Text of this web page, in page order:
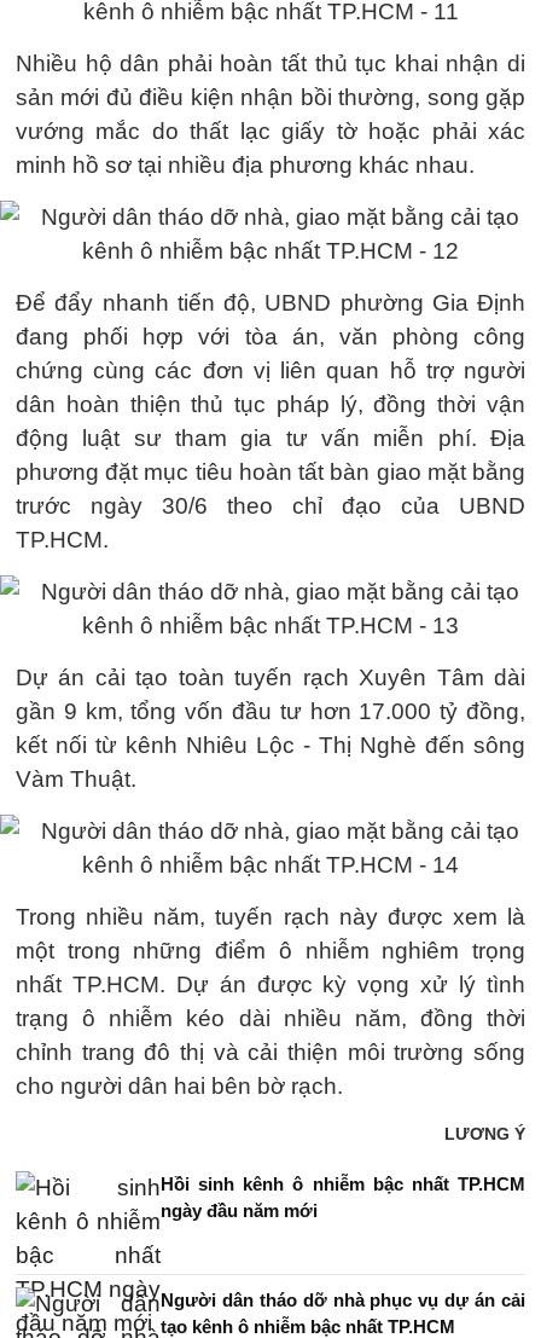
Nhiều hộ dân phải hoàn tất thủ tục khai nhận di
sản mới đủ điều kiện nhận bồi thường, song gặp
vướng mắc do thất lạc giấy tờ hoặc phải xác
minh hồ sơ tại nhiều địa phương khác nhau.
Để đẩy nhanh tiến độ, UBND phường Gia Định
đang phối hợp với tòa án, văn phòng công
chứng cùng các đơn vị liên quan hỗ trợ người
dân hoàn thiện thủ tục pháp lý, đồng thời vận
động luật sư tham gia tư vấn miễn phí. Địa
phương đặt mục tiêu hoàn tất bàn giao mặt bằng
trước ngày 30/6 theo chỉ đạo của UBND
TP.HCM.
Dự án cải tạo toàn tuyến rạch Xuyên Tâm dài
gần 9 km, tổng vốn đầu tư hơn 17.000 tỷ đồng,
kết nối từ kênh Nhiêu Lộc - Thị Nghè đến sông
Vàm Thuật.
Trong nhiều năm, tuyến rạch này được xem là
một trong những điểm ô nhiễm nghiêm trọng
nhất TP.HCM. Dự án được kỳ vọng xử lý tình
trạng ô nhiễm kéo dài nhiều năm, đồng thời
chỉnh trang đô thị và cải thiện môi trường sống
cho người dân hai bên bờ rạch.
LƯƠNG Ý
Hồi sinh kênh ô nhiễm bậc nhất TP.HCM
ngày đầu năm mới
Người dân tháo dỡ nhà phục vụ dự án cải
tạo kênh ô nhiễm bậc nhất TP.HCM